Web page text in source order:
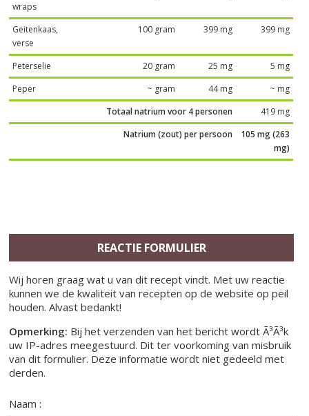
wraps
Geitenkaas,
verse
100 gram 399 mg 399 mg
Peterselie 20 gram 25 mg
5 mg
Peper
~ gram 44 mg
~ mg
Totaal natrium voor 4 personen
419 mg
Natrium (zout) per persoon
105 mg (263
mg)
REACTIE FORMULIER
Wij horen graag wat u van dit recept vindt. Met uw reactie
kunnen we de kwaliteit van recepten op de website op peil
houden. Alvast bedankt!
Opmerking: Bij het verzenden van het bericht wordt Ã³Ã³k
uw IP-adres meegestuurd. Dit ter voorkoming van misbruik
van dit formulier. Deze informatie wordt niet gedeeld met
derden.
Naam :